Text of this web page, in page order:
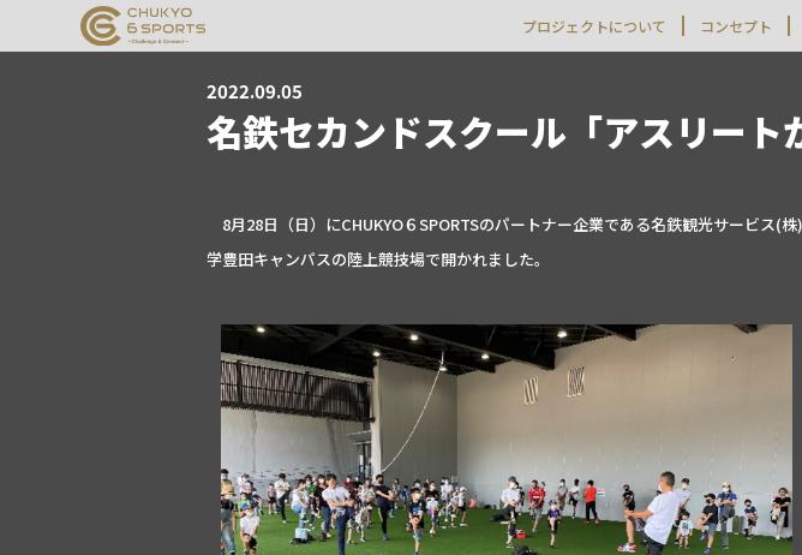
プロジェクトについて コンセプト
2022.09.05
名鉄セカンドスクール「アスリー
8月28日（日）にCHUKYO６SPORTSのパートナー企業である名鉄観光サービス
学豊田キャンパスの陸上競技場で開かれました。